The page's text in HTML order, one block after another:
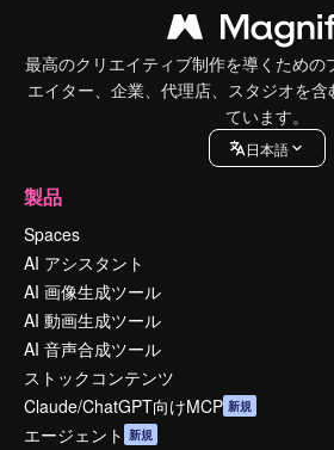
最高のクリエイティブ制作を導くための
エイター、企業、代理店、スタジオを
ています。
日本語
製品
Spaces
AI アシスタント
AI 画像生成ツール
AI 動画生成ツール
AI 音声合成ツール
ストックコンテンツ
Claude/ChatGPT向けMCP 新規
エージェント 新規